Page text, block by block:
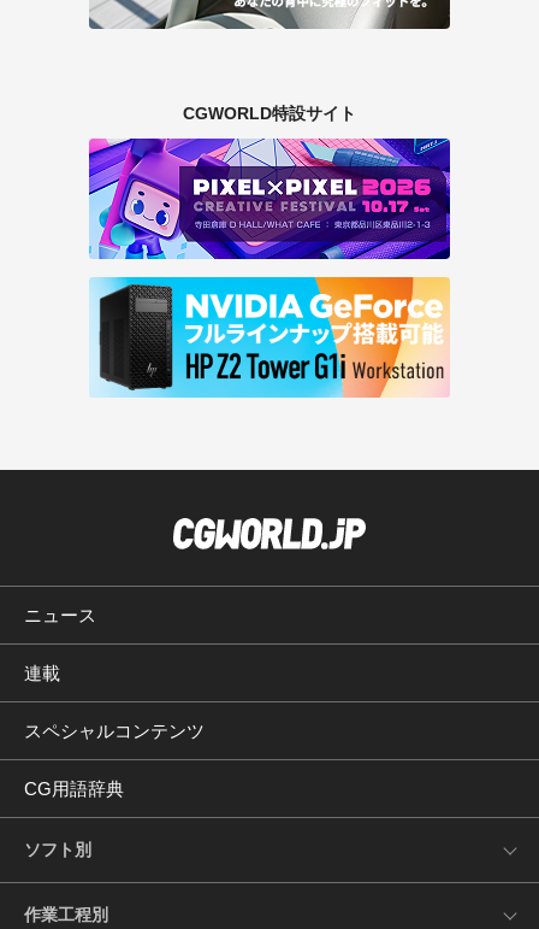
CGWORLD特設サイト
ニュース
連載
スペシャルコンテンツ
CG用語辞典
ソフト別
作業工程別